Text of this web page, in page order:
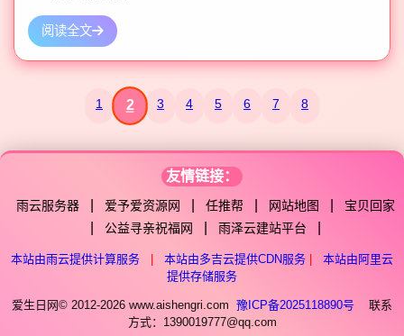
阅读全文
1 2 3 4 5 6 7 8
友情链接：
雨云服务器 爱予爱资源网 任推帮 网站地图 宝贝回家
公益寻亲祝福网 雨泽云建站平台
本站由雨云提供计算服务 本站由多吉云提供CDN服务
本站由阿里云
提供存储服务
爱生日网© 2012-2026 www.aishengri.com 豫ICP备2025118890号
联系
方式：1390019777@qq.com